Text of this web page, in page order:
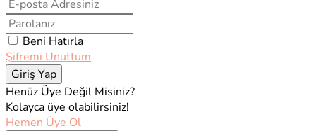
Beni Hatırla
Şifremi Unuttum
Giriş Yap
Henüz Üye Değil Misiniz?
Kolayca üye olabilirsiniz!
Hemen Üye Ol